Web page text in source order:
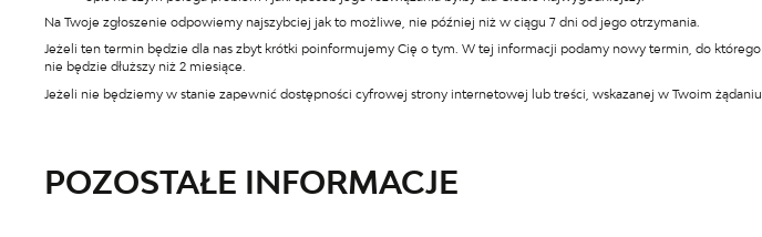
Na Twoje zgłoszenie odpowiemy najszybciej jak to możliwe, nie później niż w ciągu 7 dni od jego otrzymania.
Jeżeli ten termin będzie dla nas zbyt krótki poinformujemy Cię o tym. W tej informacji podamy nowy termin, do
nie będzie dłuższy niż 2 miesiące.
Jeżeli nie będziemy w stanie zapewnić dostępności cyfrowej strony internetowej lub treści, wskazanej w Twoim
POZOSTAŁE INFORMACJE